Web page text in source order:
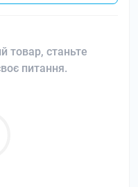
товар, станьте
питання.